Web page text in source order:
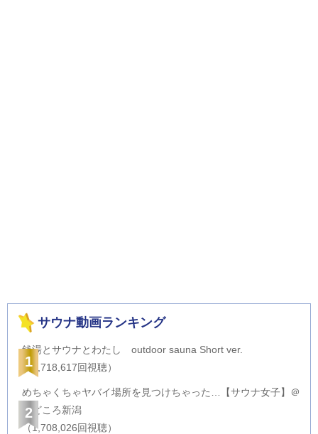
サウナ動画ランキング
1
銭湯とサウナとわたし outdoor sauna Short ver.
（2,718,617回視聴）
2
めちゃくちゃヤバイ場所を見つけちゃった…【サウナ女子】＠
サどころ新潟
（1,708,026回視聴）